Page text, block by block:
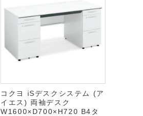
コクヨ iSデスクシステム (ア
イエス) 両袖デスク
W1600×D700×H720 B4タ